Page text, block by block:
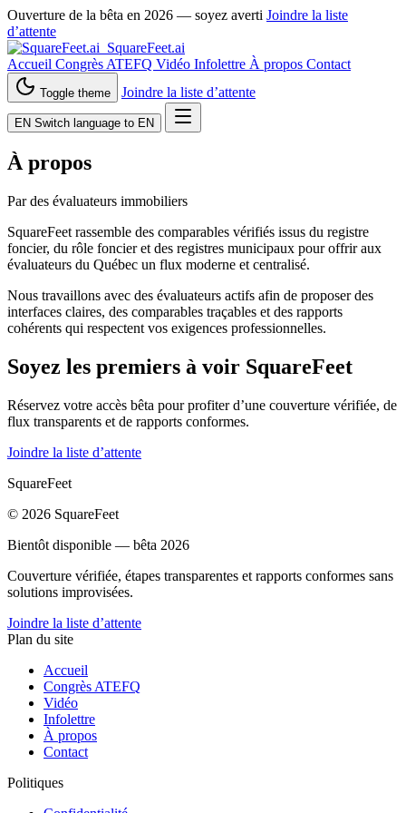
Ouverture de la bêta en 2026 — soyez averti Joindre la liste
d’attente
SquareFeet.ai
Accueil Congrès ATEFQ Vidéo Infolettre À propos Contact
Toggle theme Joindre la liste d’attente
EN Switch language to EN
À propos
Par des évaluateurs immobiliers
SquareFeet rassemble des comparables vérifiés issus du registre
foncier, du rôle foncier et des registres municipaux pour offrir aux
évaluateurs du Québec un flux moderne et centralisé.
Nous travaillons avec des évaluateurs actifs afin de proposer des
interfaces claires, des comparables traçables et des rapports
cohérents qui respectent vos exigences professionnelles.
Soyez les premiers à voir SquareFeet
Réservez votre accès bêta pour profiter d’une couverture vérifiée, de
flux transparents et de rapports conformes.
Joindre la liste d’attente
SquareFeet
© 2026 SquareFeet
Bientôt disponible — bêta 2026
Couverture vérifiée, étapes transparentes et rapports conformes sans
solutions improvisées.
Joindre la liste d’attente
Plan du site
Accueil
Congrès ATEFQ
Vidéo
Infolettre
À propos
Contact
Politiques